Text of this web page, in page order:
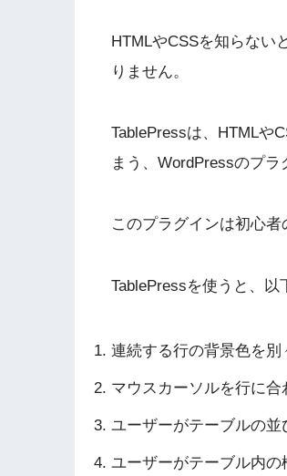
HTMLやCSSを知らない
りません。
TablePressは、HTMLや
まう、WordPressのプラ
このプラグインは初心
TablePressを使うと、以
連続する行の背景色を別
マウスカーソルを行に
ユーザーがテーブルの
ユーザーがテーブル内